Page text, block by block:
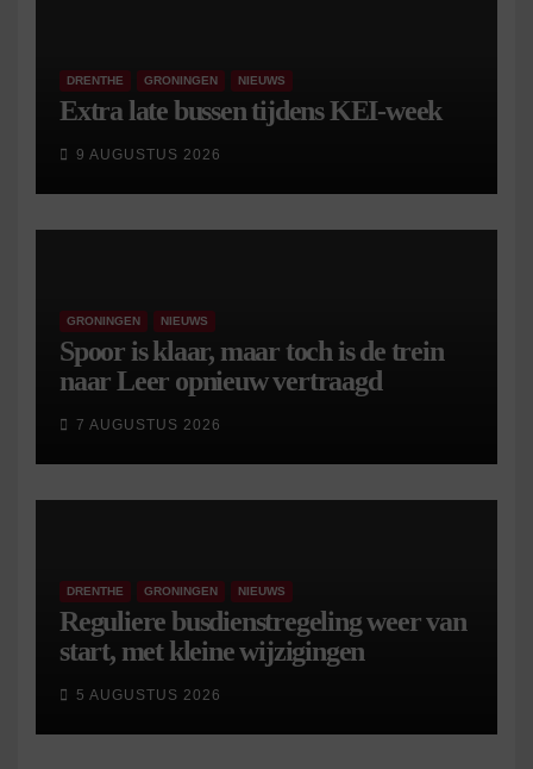
DRENTHE GRONINGEN NIEUWS
Extra late bussen tijdens KEI-week
9 AUGUSTUS 2026
GRONINGEN NIEUWS
Spoor is klaar, maar toch is de trein
naar Leer opnieuw vertraagd
7 AUGUSTUS 2026
DRENTHE GRONINGEN NIEUWS
Reguliere busdienstregeling weer van
start, met kleine wijzigingen
5 AUGUSTUS 2026